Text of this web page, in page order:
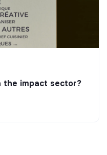
the impact sector?